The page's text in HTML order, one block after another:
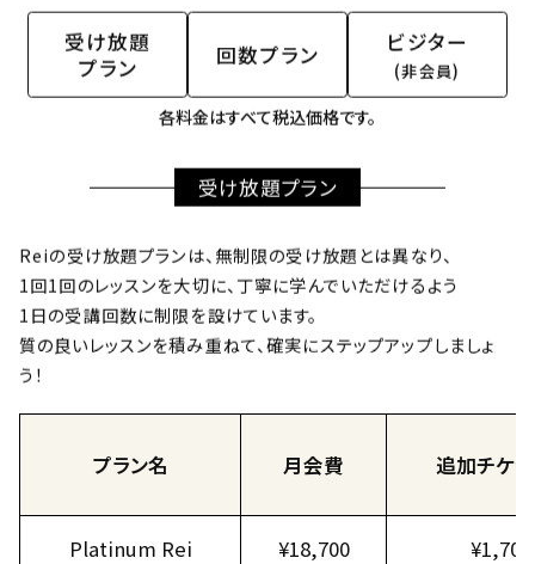
受け放題
プラン
回数プラン ビジター
(非会員)
各料金はすべて税込価格です。
受け放題プラン
Reiの受け放題プランは、無制限の受け放題とは異なり、
1回1回のレッスンを大切に、丁寧に学んでいただけるよう
1日の受講回数に制限を設けています。
質の良いレッスンを積み重ねて、確実にステップアップしましょ
う！
プラン名 月会費 追加チケッ
Platinum Rei ¥18,700 ¥1,700